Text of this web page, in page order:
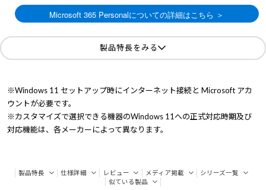
製品特長をみる
※Windows 11 セットアップ時にインターネット接続と Microsoft アカ
ウントが必要です。
※カスタマイズで選択できる機器のWindows 11への正式対応時期及び
対応機能は、各メーカーによって異なります。
製品特長 仕様詳細 レビュー メディア掲載
シリーズ一覧
似ている製品